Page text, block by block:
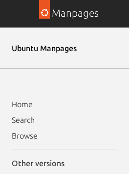
Manpages
Ubuntu Manpages
Home
Search
Browse
Other versions